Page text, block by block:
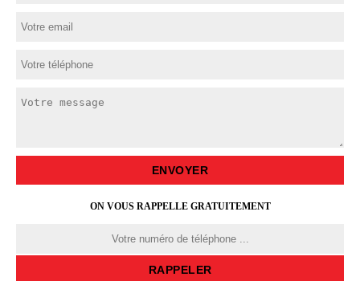
ON VOUS RAPPELLE GRATUITEMENT